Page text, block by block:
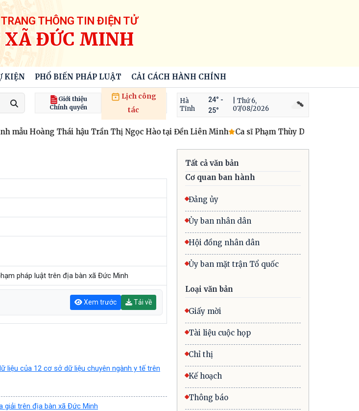
TRANG THÔNG TIN ĐIỆN TỬ
XÃ ĐỨC MINH
KIỆN PHỔ BIẾN PHÁP LUẬT CẢI CÁCH HÀNH CHÍNH
Giới thiệu
Chính quyền
Lịch công
tác
Hà
Tĩnh
24° -
25°
| Thứ 6,
07/08/2026
Hoàng Thái hậu Trần Thị Ngọc Hào tại Đền Liên Minh Ca sĩ Phạm Thùy Dung và những
pháp luật trên địa bàn xã Đức Minh
Xem trước Tải về
liệu của 12 cơ sở dữ liệu chuyên ngành y tế trên
giải trên địa bàn xã Đức Minh
Tất cả văn bản
Cơ quan ban hành
Đảng ủy
Ủy ban nhân dân
Hội đồng nhân dân
Ủy ban mặt trận Tổ quốc
Loại văn bản
Giấy mời
Tài liệu cuộc họp
Chỉ thị
Kế hoạch
Thông báo